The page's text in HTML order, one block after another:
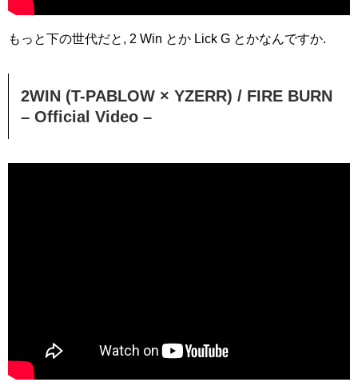
もっと下の世代だと, 2 Win とか Lick G とかなんですか.
2WIN (T-PABLOW × YZERR) / FIRE BURN
– Official Video –